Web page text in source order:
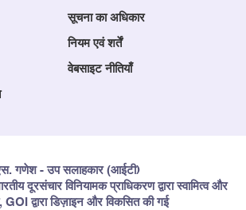
सूचना का अधिकार
नियम एवं शर्तें
वेबसाइट नीतियाँ
गणेश - उप सलाहकार (आईटी)
दूरसंचार विनियामक प्राधिकरण द्वारा स्वामित्व और
GOI द्वारा डिज़ाइन और विकसित की गई